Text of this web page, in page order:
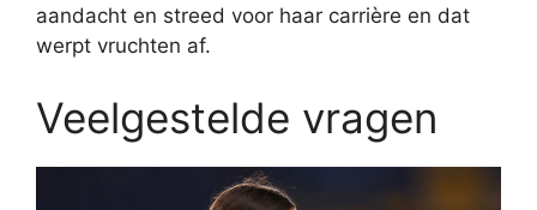
aandacht en streed voor haar carrière en dat
werpt vruchten af.
Veelgestelde vragen